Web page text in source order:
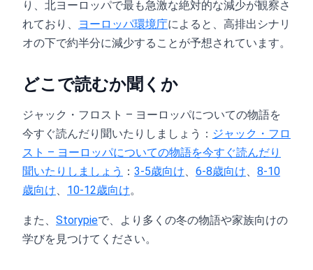
り、北ヨーロッパで最も急激な絶対的な減少が観察さ
れており、
ヨーロッパ環境庁によると、高排出シナリ
オの下で約半分に減少することが予想されています。
どこで読むか聞くか
ジャック・フロスト – ヨーロッパについての物語を
今すぐ読んだり聞いたりしましょう： ジャック・フロ
スト – ヨーロッパについての物語を今すぐ読んだり
聞いたりしましょう ： 3-5歳向け、 6-8歳向け、 8-10
歳向け、 10-12歳向け。
また、 Storypieで、より多くの冬の物語や家族向けの
学びを見つけてください。